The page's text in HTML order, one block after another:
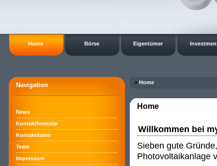
Home Börse Eigentümer
Navigation
News
Kontaktformular
Kontaktdaten
Team
Impressum
» Home
Home
Willkommen bei
Sieben gute
Photovoltaikanlage